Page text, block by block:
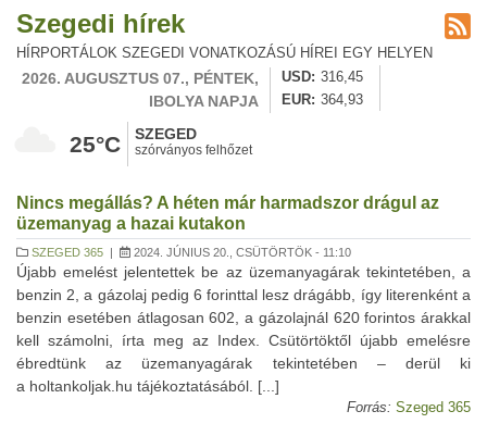
Szegedi hírek
HÍRPORTÁLOK SZEGEDI VONATKOZÁSÚ HÍREI EGY HELYEN
2026. AUGUSZTUS 07., PÉNTEK,
IBOLYA NAPJA
USD
316,45
EUR
364,93
25°C SZEGED
szórványos felhőzet
Nincs megállás? A héten már harmadszor drágul az
üzemanyag a hazai kutakon
SZEGED 365 | 2024. JÚNIUS 20., CSÜTÖRTÖK - 11:10
Újabb emelést jelentettek be az üzemanyagárak tekintetében, a
benzin 2, a gázolaj pedig 6 forinttal lesz drágább, így literenként a
benzin esetében átlagosan 602, a gázolajnál 620 forintos árakkal
kell számolni, írta meg az Index. Csütörtöktől újabb emelésre
ébredtünk az üzemanyagárak tekintetében – derül ki
a holtankoljak.hu tájékoztatásából. [...]
Forrás: Szeged 365